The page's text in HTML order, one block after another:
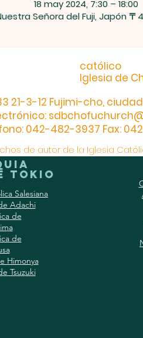
18 may 2024, 7:30 – 18:00
Señora del Fuji, Japón 〒
católico
Iglesia de
21-3-12 Fujimi-cho,
042-482-3937 Fax:
de autor de la Iglesia
Tokio
Salesiana
Adachi
de
de
Himonya
Tsuzuki